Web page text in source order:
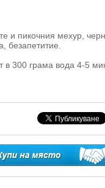
и пикочния мехур,
безапетитие.
в 300 грама вода 4-5